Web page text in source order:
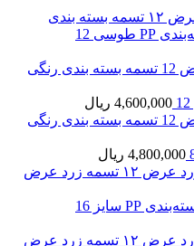
تسمه بسته بندی
4,600,000 ریال
4,800,000 ریال